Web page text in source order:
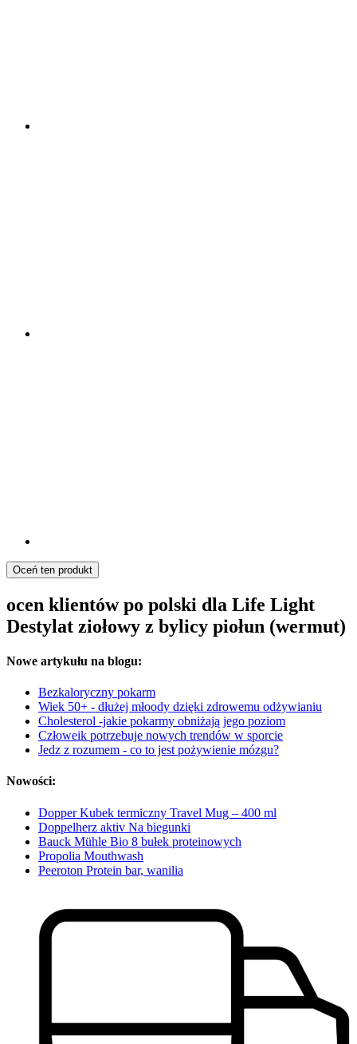
Oceń ten produkt
ocen klientów po polski dla Life Light
Destylat ziołowy z bylicy piołun (wermut)
Nowe artykułu na blogu:
Bezkaloryczny pokarm
Wiek 50+ - dłużej młoody dzięki zdrowemu odżywianiu
Cholesterol -jakie pokarmy obniżają jego poziom
Człoweik potrzebuje nowych trendów w sporcie
Jedz z rozumem - co to jest pożywienie mózgu?
Nowości:
Dopper Kubek termiczny Travel Mug – 400 ml
Doppelherz aktiv Na biegunki
Bauck Mühle Bio 8 bułek proteinowych
Propolia Mouthwash
Peeroton Protein bar, wanilia